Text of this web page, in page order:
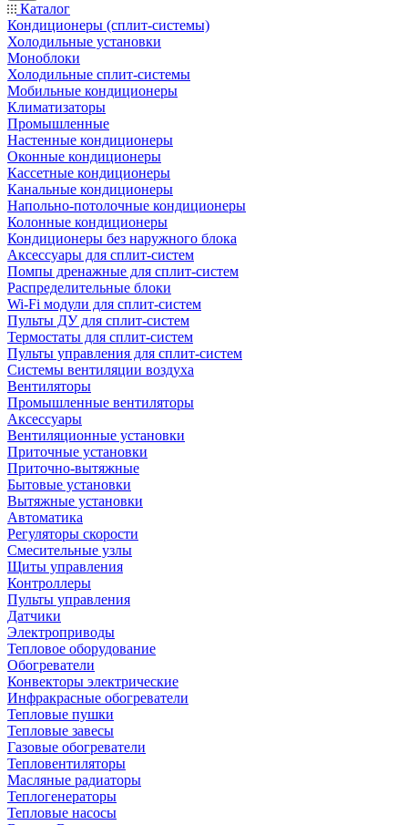
Каталог
Кондиционеры (сплит-системы)
Холодильные установки
Моноблоки
Холодильные сплит-системы
Мобильные кондиционеры
Климатизаторы
Промышленные
Настенные кондиционеры
Оконные кондиционеры
Кассетные кондиционеры
Канальные кондиционеры
Напольно-потолочные кондиционеры
Колонные кондиционеры
Кондиционеры без наружного блока
Аксессуары для сплит-систем
Помпы дренажные для сплит-систем
Распределительные блоки
Wi-Fi модули для сплит-систем
Пульты ДУ для сплит-систем
Термостаты для сплит-систем
Пульты управления для сплит-систем
Системы вентиляции воздуха
Вентиляторы
Промышленные вентиляторы
Аксессуары
Вентиляционные установки
Приточные установки
Приточно-вытяжные
Бытовые установки
Вытяжные установки
Автоматика
Регуляторы скорости
Смесительные узлы
Щиты управления
Контроллеры
Пульты управления
Датчики
Электроприводы
Тепловое оборудование
Обогреватели
Конвекторы электрические
Инфракрасные обогреватели
Тепловые пушки
Тепловые завесы
Газовые обогреватели
Тепловентиляторы
Масляные радиаторы
Теплогенераторы
Тепловые насосы